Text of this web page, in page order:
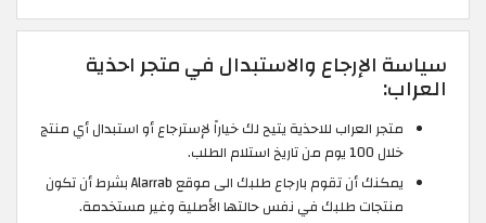
سياسة الإرجاع والاستبدال في متجر احذية
العراب:
متجر العراب للاحذية يتيح لك خياراً لإسترجاع أو استبدال أي منتج
خلال 100 يوم من تاريخ استلام الطلب.
يمكنك أن تقوم بارجاع طلبك الى موقع Alarrab بشرط أن تكون
منتجات طلبك في نفس حالتها الأصلية وغير مستخدمة.